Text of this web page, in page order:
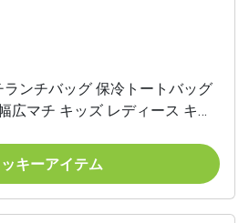
ンチバッグ 保冷トートバッグ
広マチ キッズ レディース キャ
かわいい 平成レトロ ふわふわ
キーアイテム